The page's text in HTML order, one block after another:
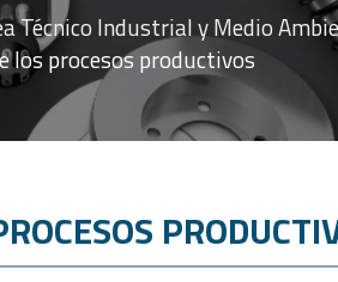
Técnico Industrial y Medio
los procesos productivos